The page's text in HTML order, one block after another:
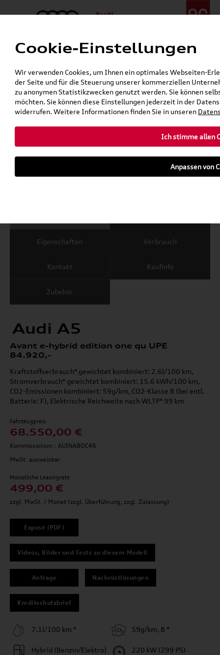
Menü
24h-Pannenhilfe:+49 (0)171 / 870 72 87
Gerade geöffnet
Verkauf:
Mo. - Fr. 08:00 - 19:00 Uhr Sa. 09:00 - 13:00 Uhr
Service:Mo. - Fr. 06:00 - 20:00 Uhr Sa. 08:00 - 13:00 Uhr
Fahrzeug
Parkhaus
Eigenschaften Verbrauch
Kontakt Kaufinfo
Zubehör
Audi A5
Avant e-hybrid edition one qu UPE
84.920,-
Kraftstoffverbrauch* gewichtet kombiniert: 2.6l/100 km,
Stromverbrauch* gewichtet kombiniert: 15.6 kWh/100 km,
CO2-Emissionen kombiniert: 59g/km, CO2-Klasse B (bei entl.
Batterie: F), Elektrische Reichweite nach WLTP* 99 km
Fahrzeugpreis
68.550,00 €
Kommissionsnr.: AUINABOC46
MwSt. ausweisbar
Monatliche Leasingrate
499,00 €
zzgl. MwSt. / Monat (zzgl. Überführung, zzgl. Zulassung)
Exposé (PDF)
Videos, Bilder und Tests zu diesem Modell
Anfrage Nachrüstlösungen
Kreditschutzbrief
7.1l/100 km *
Hybrid (Benzin/Elektro)
59g/km, B *
220 kW (299 PS)
Cookie-Einstellungen
Wir verwenden Cookies, um Ihnen ein optimales Webseiten-
der Seite und für die Steuerung unserer kommerziellen
zu anonymen Statistikzwecken genutzt werden. Sie können
möchten. Sie können diese Einstellungen jederzeit in der
widerrufen. Weitere Informationen finden Sie in unseren
Ich stimme allen
Anpassen von